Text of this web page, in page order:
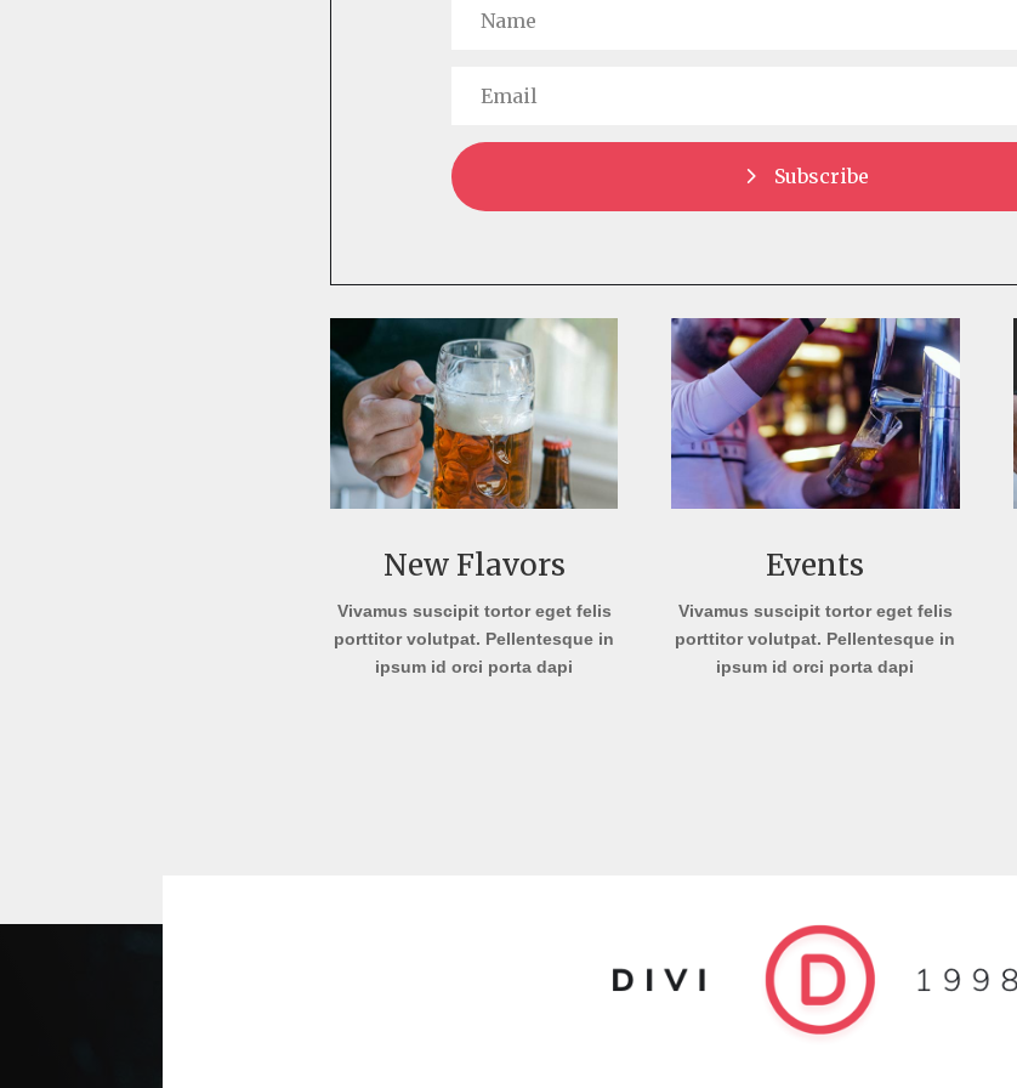
Subscribe
New Flavors
Vivamus suscipit tortor eget felis
porttitor volutpat. Pellentesque in
ipsum id orci porta dapi
Events
Vivamus suscipit tortor eget felis
porttitor volutpat. Pellentesque in
ipsum id orci porta dapi